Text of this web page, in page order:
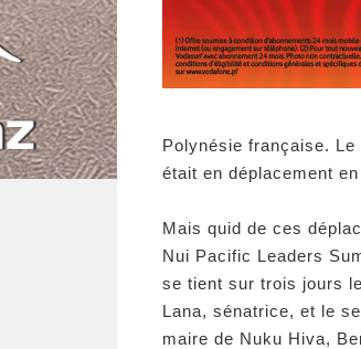
Polynésie française.
était en déplacement
Mais quid de ces
Nui Pacific Leaders
se tient sur trois jours
Lana, sénatrice, et le
maire de Nuku Hiva,